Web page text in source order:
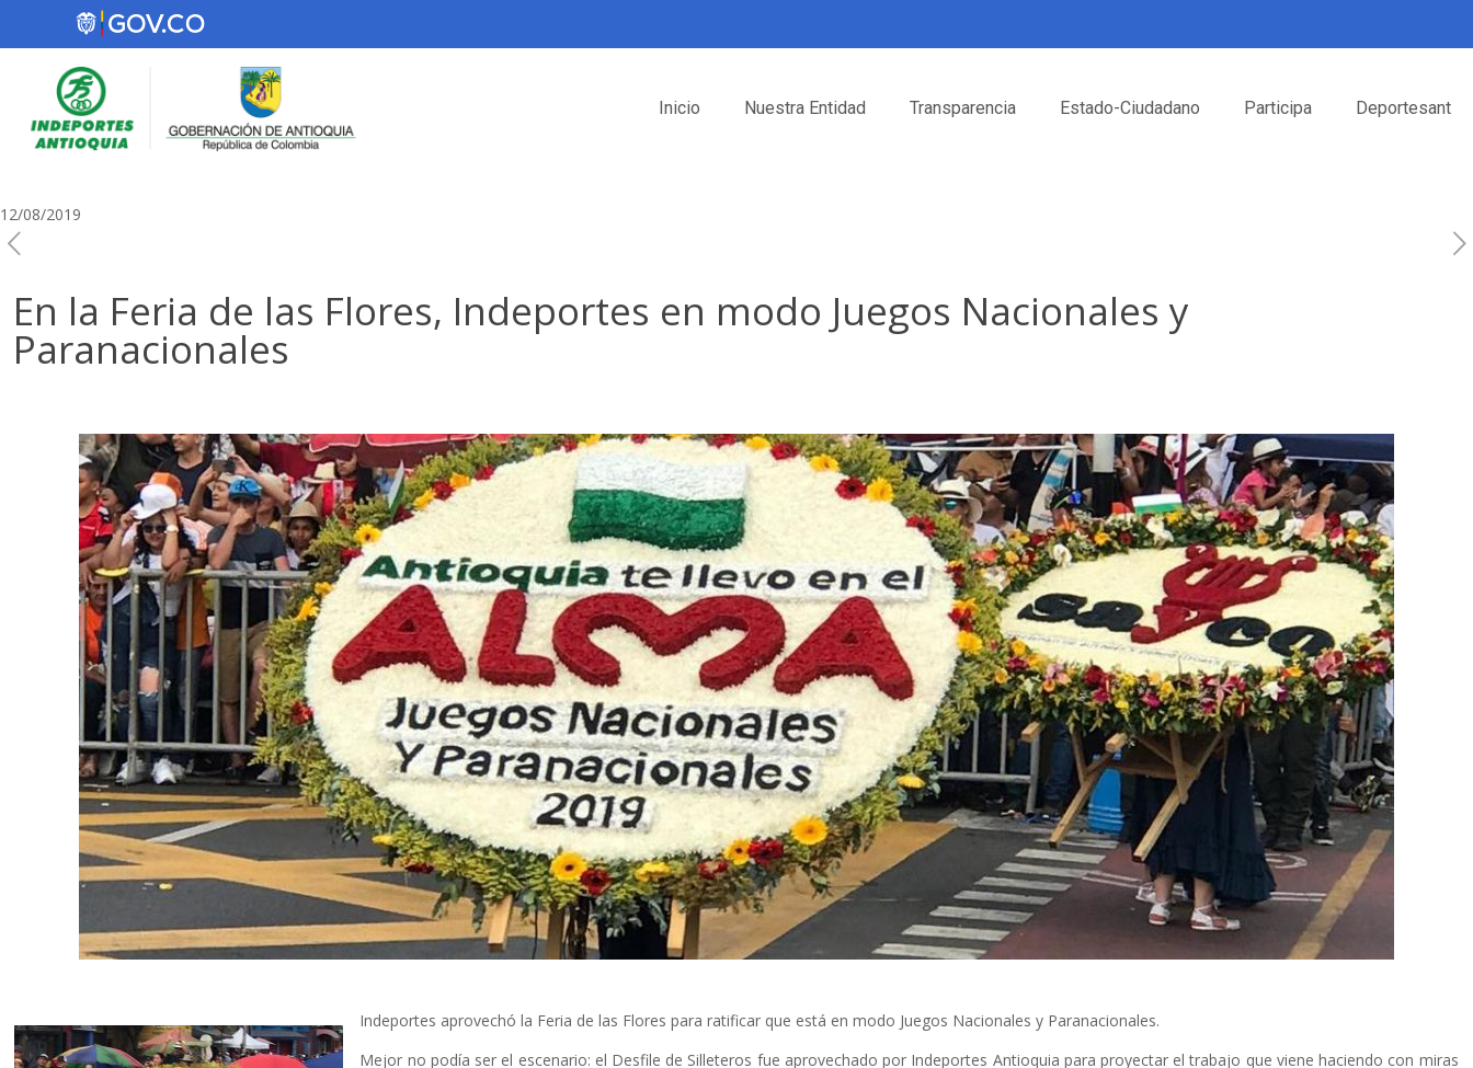
Inicio Nuestra Entidad Transparencia Estado-Ciudadano Participa Deportesant
12/08/2019
En la Feria de las Flores, Indeportes en modo Juegos Nacionales y
Paranacionales
Indeportes aprovechó la Feria de las Flores para ratificar que está en modo Juegos Nacionales y Paranacionales.
Mejor no podía ser el escenario: el Desfile de Silleteros fue aprovechado por Indeportes Antioquia para proyectar el trabajo que viene haciendo con miras